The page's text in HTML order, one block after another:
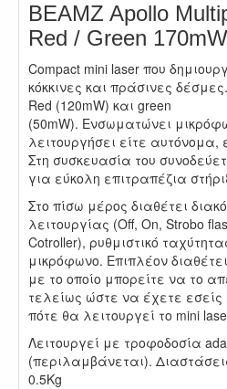
BEAMZ Apollo
Red / Green
Compact mini laser που
κόκκινες και πράσινες
Red (120mW) και green
(50mW). Ενσωματώνει
λειτουργήσει είτε αυτόνομα,
Στη συσκευασία του
για εύκολη επιτραπέζια
Στο πίσω μέρος διαθέτει
λειτουργίας (Off, On, Strobo
Cotroller), ρυθμιστικό
μικρόφωνο. Επιπλέον
με το οποίο μπορείτε να το
τελείως ώστε να έχετε εσείς
πότε θα λειτουργεί το mini
Λειτουργεί με τροφοδοσία
(περιλαμβάνεται).
0.5Kg